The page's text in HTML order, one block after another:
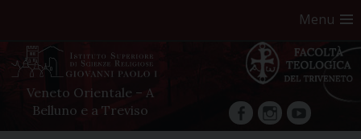
Menu
Veneto Orientale – A
Belluno e a Treviso
facebookInstagram
YouTube